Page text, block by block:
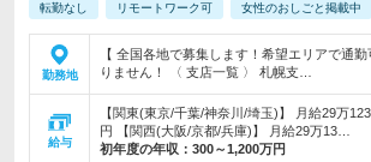
転勤なし リモートワーク可 女性のおしごと掲載中
勤務地
【 全国各地で募集します！希望エリアで通
りません！ 〈 支店一覧 〉 札幌支…
給与
【関東(東京/千葉/神奈川/埼玉)】 月給29万
円 【関西(大阪/京都/兵庫)】 月給29万13…
初年度の年収： 300～1,200万円